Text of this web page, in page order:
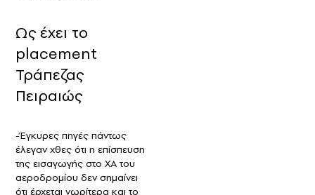
Ως έχει το
placement
Τράπεζας
Πειραιώς
-Έγκυρες πηγές πάντως
έλεγαν χθες ότι η επίσπευση
της εισαγωγής στο ΧΑ του
αεροδρομίου δεν σημαίνει
ότι έρχεται νωρίτερα και το